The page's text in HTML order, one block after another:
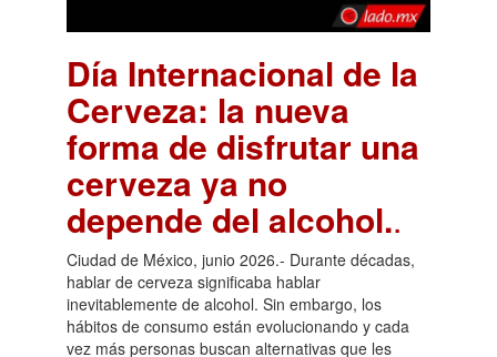
Día Internacional de la
Cerveza: la nueva
forma de disfrutar una
cerveza ya no
depende del alcohol..
Ciudad de México, junio 2026.- Durante décadas,
hablar de cerveza significaba hablar
inevitablemente de alcohol. Sin embargo, los
hábitos de consumo están evolucionando y cada
vez más personas buscan alternativas que les